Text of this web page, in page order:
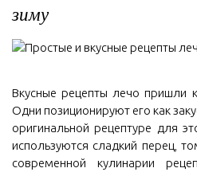
зиму
Вкусные рецепты лечо пришли
Одни позиционируют его как
оригинальной рецептуре для
используются сладкий перец,
современной кулинарии